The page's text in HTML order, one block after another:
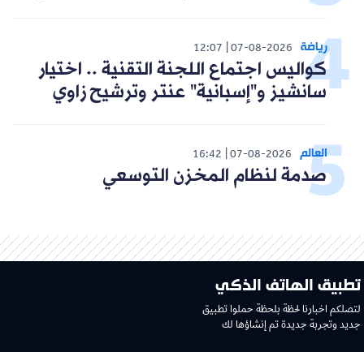
رياضة 07-08-2026
12:07
كواليس اجتماع اللجنة التقنية .. اختيار
سانشيز و"إسبانية" عنتر وترشيح زاوي
العالم 07-08-2026
16:42
صدمة لنظام المخزن التوسعي
تطبيق الهاتف الذكي
لتصلكم اخبارنا لحظة بلحظة حملوا تطبيق
جديد وتجربة جديدة تم إنشاؤها لك